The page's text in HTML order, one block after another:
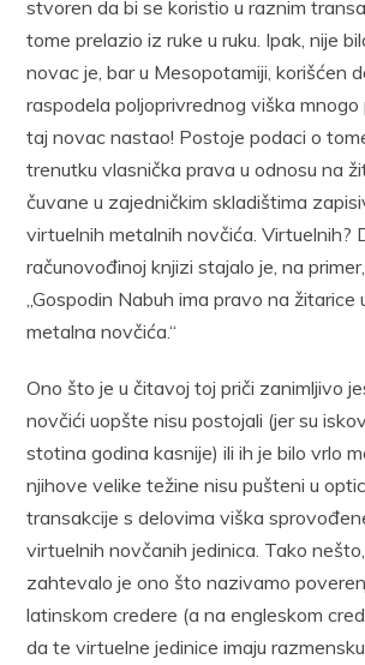
stvoren da bi se koristio u raznim
tome prelazio iz ruke u ruku. Ipak, nije
novac je, bar u Mesopotamiji, korišćen
raspodela poljoprivrednog viška
taj novac nastao! Postoje podaci o
trenutku vlasnička prava u odnosu na
čuvane u zajedničkim skladištima
virtuelnih metalnih novčića. Virtuelnih?
računovođinoj knjizi stajalo je, na
„Gospodin Nabuh ima pravo na
metalna novčića.“
Ono što je u čitavoj toj priči zanimljivo
novčići uopšte nisu postojali (jer su
stotina godina kasnije) ili ih je bilo vrlo
njihove velike težine nisu pušteni u
transakcije s delovima viška
virtuelnih novčanih jedinica. Tako
zahtevalo je ono što nazivamo
latinskom credere (a na engleskom
da te virtuelne jedinice imaju